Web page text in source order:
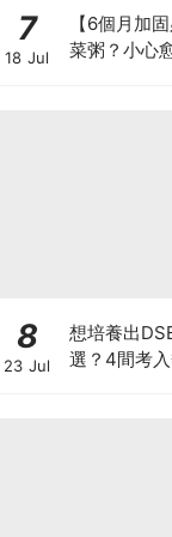
7
18 Jul
【6個月加
菜粥？小心
8
23 Jul
想培養出
選？4間考